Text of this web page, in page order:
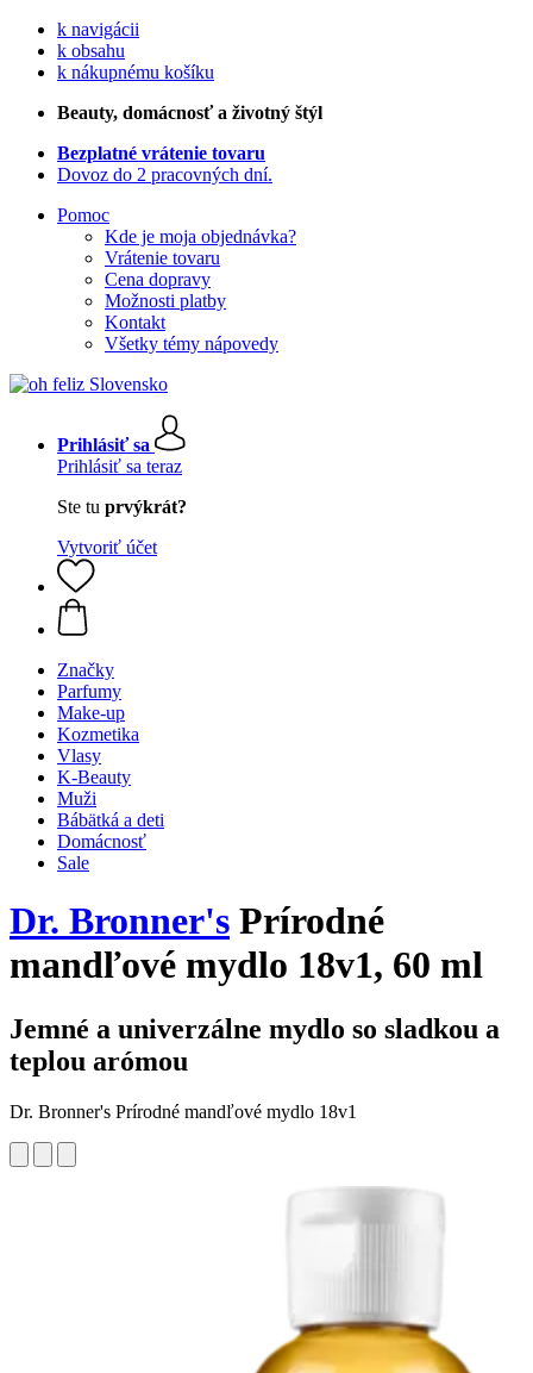
k navigácii
k obsahu
k nákupnému košíku
Beauty, domácnosť a životný štýl
Bezplatné vrátenie tovaru
Dovoz do 2 pracovných dní.
Pomoc
Kde je moja objednávka?
Vrátenie tovaru
Cena dopravy
Možnosti platby
Kontakt
Všetky témy nápovedy
Prihlásiť sa
Prihlásiť sa teraz
Ste tu prvýkrát?
Vytvoriť účet
Značky
Parfumy
Make-up
Kozmetika
Vlasy
K-Beauty
Muži
Bábätká a deti
Domácnosť
Sale
Dr. Bronner's Prírodné
mandľové mydlo 18v1, 60 ml
Jemné a univerzálne mydlo so sladkou a
teplou arómou
Dr. Bronner's Prírodné mandľové mydlo 18v1